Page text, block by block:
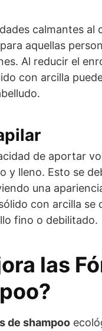
calmantes al
aquellas
Al reducir el
con arcilla
de aportar
y lleno. Esto se
una
con arcilla se
fino o debilitado.
las
de shampoo